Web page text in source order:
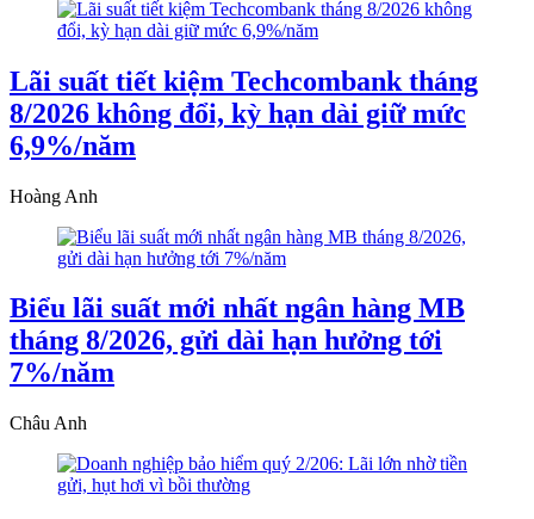
Lãi suất tiết kiệm Techcombank tháng
8/2026 không đổi, kỳ hạn dài giữ mức
6,9%/năm
Hoàng Anh
Biểu lãi suất mới nhất ngân hàng MB
tháng 8/2026, gửi dài hạn hưởng tới
7%/năm
Châu Anh